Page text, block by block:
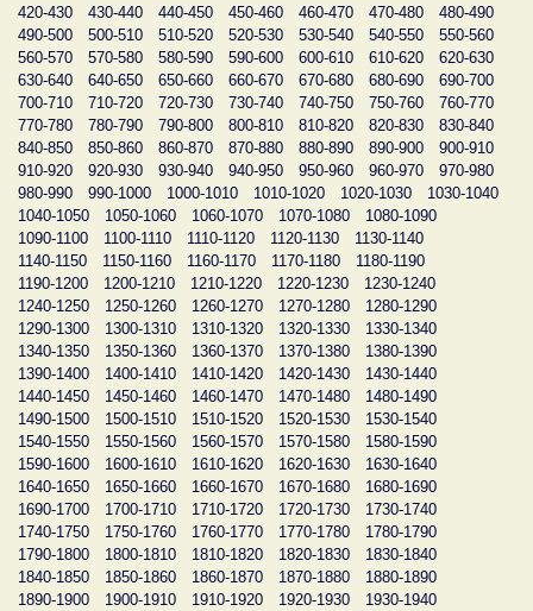
420-430
430-440 440-450 450-460 460-470 470-480
480-490
490-500
500-510 510-520 520-530 530-540 540-550
550-560
560-570
570-580 580-590 590-600 600-610 610-620
620-630
630-640
640-650 650-660 660-670 670-680 680-690
690-700
700-710
710-720 720-730 730-740 740-750 750-760
760-770
770-780
780-790 790-800 800-810 810-820 820-830
830-840
840-850
850-860 860-870 870-880 880-890 890-900
900-910
910-920
920-930 930-940 940-950 950-960 960-970
970-980
980-990
990-1000 1000-1010 1010-1020 1020-1030
1030-1040
1040-1050
1050-1060 1060-1070 1070-1080
1080-1090
1090-1100
1100-1110 1110-1120 1120-1130
1130-1140
1140-1150
1150-1160 1160-1170 1170-1180
1180-1190
1190-1200
1200-1210 1210-1220 1220-1230
1230-1240
1240-1250
1250-1260 1260-1270 1270-1280
1280-1290
1290-1300
1300-1310 1310-1320 1320-1330
1330-1340
1340-1350
1350-1360 1360-1370 1370-1380
1380-1390
1390-1400
1400-1410 1410-1420 1420-1430
1430-1440
1440-1450
1450-1460 1460-1470 1470-1480
1480-1490
1490-1500
1500-1510 1510-1520 1520-1530
1530-1540
1540-1550
1550-1560 1560-1570 1570-1580
1580-1590
1590-1600
1600-1610 1610-1620 1620-1630
1630-1640
1640-1650
1650-1660 1660-1670 1670-1680
1680-1690
1690-1700
1700-1710 1710-1720 1720-1730
1730-1740
1740-1750
1750-1760 1760-1770 1770-1780
1780-1790
1790-1800
1800-1810 1810-1820 1820-1830
1830-1840
1840-1850
1850-1860 1860-1870 1870-1880
1880-1890
1890-1900
1900-1910 1910-1920 1920-1930
1930-1940